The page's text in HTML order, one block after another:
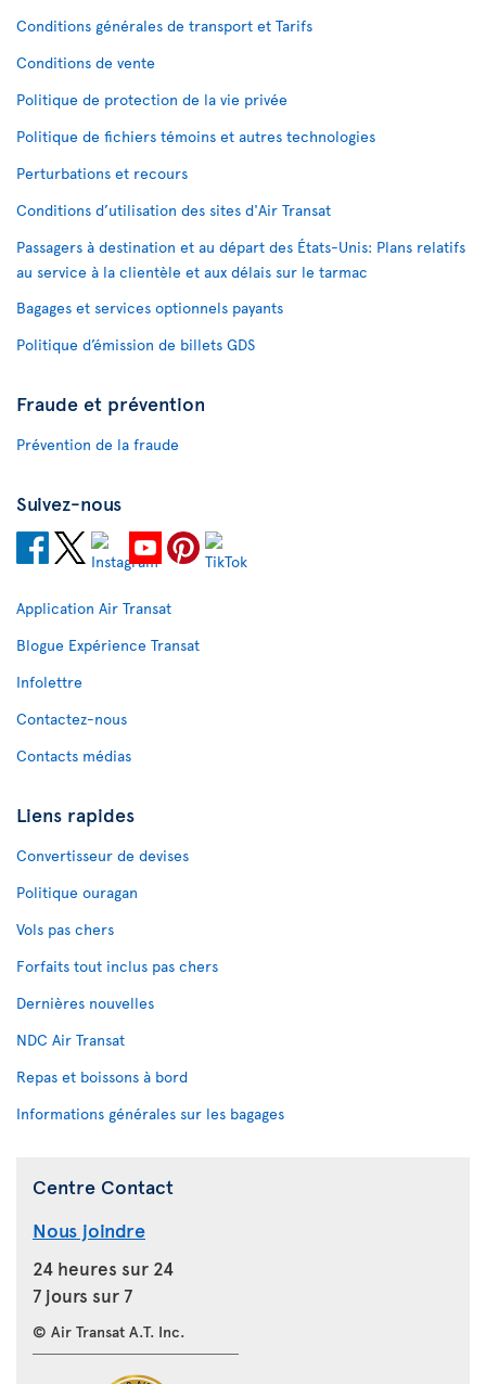
Conditions générales de transport et Tarifs
Conditions de vente
Politique de protection de la vie privée
Politique de fichiers témoins et autres technologies
Perturbations et recours
Conditions d’utilisation des sites d'Air Transat
Passagers à destination et au départ des États-Unis: Plans relatifs
au service à la clientèle et aux délais sur le tarmac
Bagages et services optionnels payants
Politique d’émission de billets GDS
Fraude et prévention
Prévention de la fraude
Suivez-nous
Application Air Transat
Blogue Expérience Transat
Infolettre
Contactez-nous
Contacts médias
Liens rapides
Convertisseur de devises
Politique ouragan
Vols pas chers
Forfaits tout inclus pas chers
Dernières nouvelles
NDC Air Transat
Repas et boissons à bord
Informations générales sur les bagages
Centre Contact
Nous joindre
24 heures sur 24
7 jours sur 7
© Air Transat A.T. Inc.